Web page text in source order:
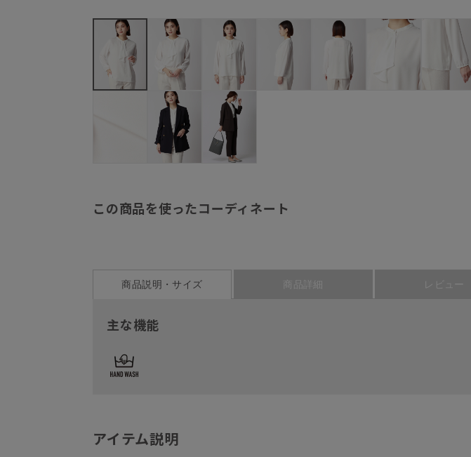
この商品を使ったコーディネート
商品説明・サイズ 商品詳細 レビュー
主な機能
アイテム説明